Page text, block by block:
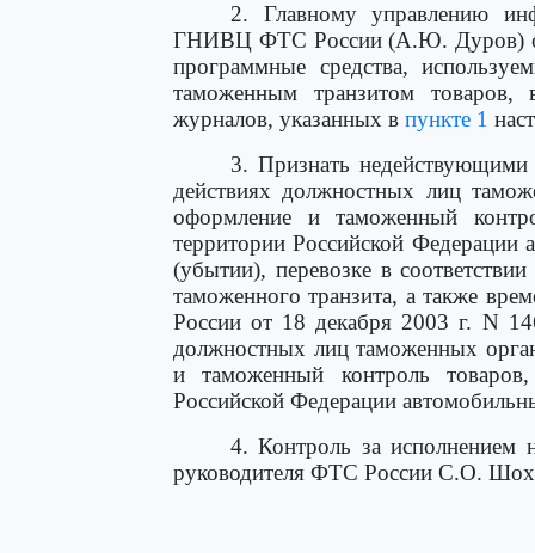
2. Главному управлению
ГНИВЦ ФТС России (А.Ю. Дуров)
программные средства,
таможенным транзитом
журналов, указанных в пункте 1
3. Признать
действиях должностных лиц
оформление и таможенный
территории Российской
(убытии), перевозке в
таможенного транзита, а также
России от 18 декабря 2003 г. N
должностных лиц таможенных
и таможенный контроль
Российской Федерации
4. Контроль за исполнением
руководителя ФТС России С.О.